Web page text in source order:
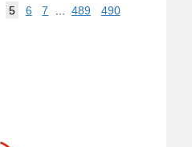
5 6 7 489
490